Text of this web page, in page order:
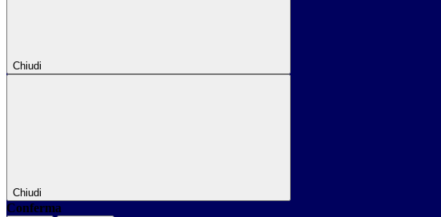
Chiudi
Chiudi
Conferma